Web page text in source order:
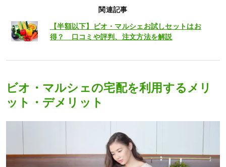
関連記事
【半額以下】ビオ・マルシェお試しセットはお
得？ 口コミや評判、注文方法を解説
ビオ・マルシェの宅配を利用するメリ
ット・デメリット